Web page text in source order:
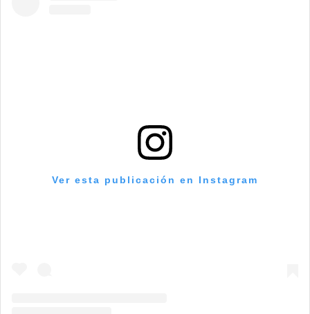
Ver esta publicación en Instagram